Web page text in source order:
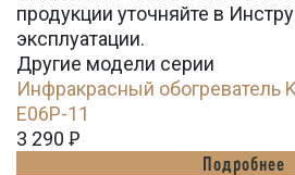
продукции уточняйте в
эксплуатации.
Другие модели серии
Инфракрасный обогреватель
E06P-11
3 290 Ꝑ
Подробнее